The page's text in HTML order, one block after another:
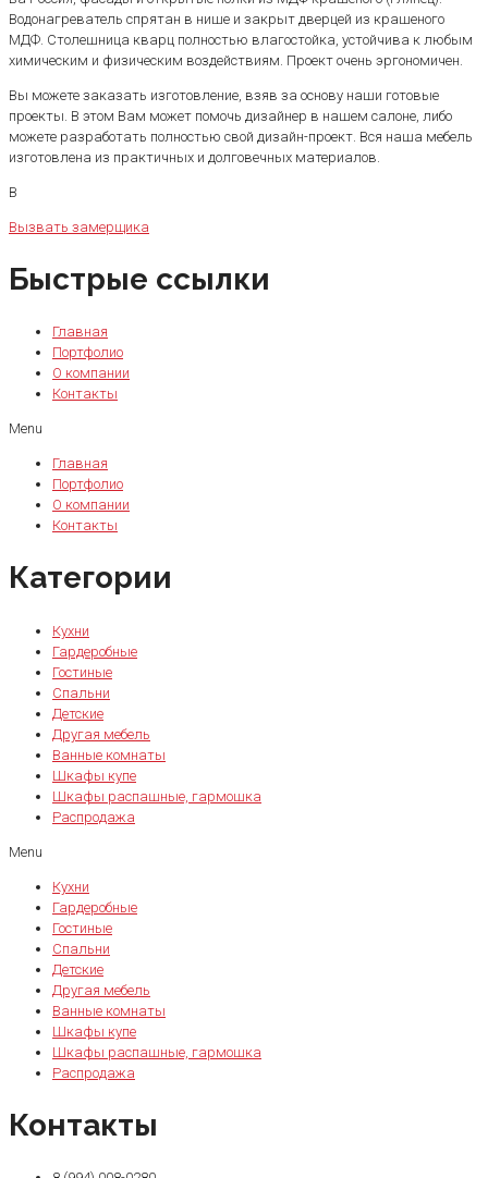
Водонагреватель спрятан в нише и закрыт дверцей из крашеного
МДФ. Столешница кварц полностью влагостойка, устойчива к любым
химическим и физическим воздействиям. Проект очень эргономичен.
Вы можете заказать изготовление, взяв за основу наши готовые
проекты. В этом Вам может помочь дизайнер в нашем салоне, либо
можете разработать полностью свой дизайн-проект. Вся наша мебель
изготовлена из практичных и долговечных материалов.
В
Вызвать замерщика
Быстрые ссылки
Главная
Портфолио
О компании
Контакты
Menu
Главная
Портфолио
О компании
Контакты
Категории
Кухни
Гардеробные
Гостиные
Спальни
Детские
Другая мебель
Ванные комнаты
Шкафы купе
Шкафы распашные, гармошка
Распродажа
Menu
Кухни
Гардеробные
Гостиные
Спальни
Детские
Другая мебель
Ванные комнаты
Шкафы купе
Шкафы распашные, гармошка
Распродажа
Контакты